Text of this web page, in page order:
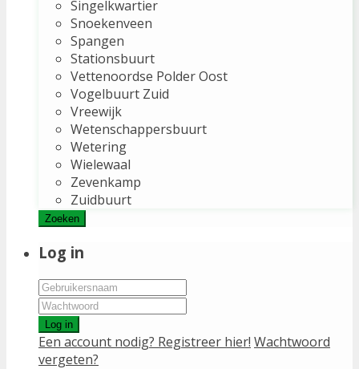
Singelkwartier
Snoekenveen
Spangen
Stationsbuurt
Vettenoordse Polder Oost
Vogelbuurt Zuid
Vreewijk
Wetenschappersbuurt
Wetering
Wielewaal
Zevenkamp
Zuidbuurt
Zoeken
Log in
Log in
Een account nodig? Registreer hier! Wachtwoord
vergeten?